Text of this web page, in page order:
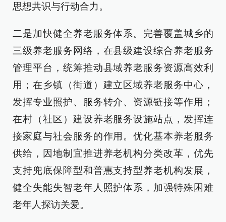
思想共识与行动合力。
二是加快健全养老服务体系。完善覆盖城乡的
三级养老服务网络，在县级建设综合养老服务
管理平台，统筹推动县域养老服务资源高效利
用；在乡镇（街道）建立区域养老服务中心，
发挥专业照护、服务转介、资源链接等作用；
在村（社区）建设养老服务设施站点，发挥连
接家庭与社会服务的作用。优化基本养老服务
供给，因地制宜推进养老机构分类改革，优先
支持兜底保障型和普惠支持型养老机构发展，
健全失能失智老年人照护体系，加强特殊困难
老年人探访关爱。